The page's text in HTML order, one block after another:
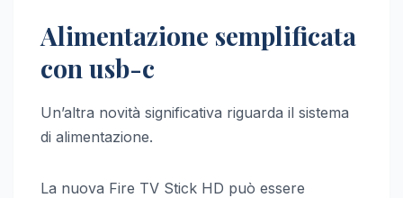
Alimentazione semplificata
con usb-c
Un’altra novità significativa riguarda il sistema
di alimentazione.
La nuova Fire TV Stick HD può essere